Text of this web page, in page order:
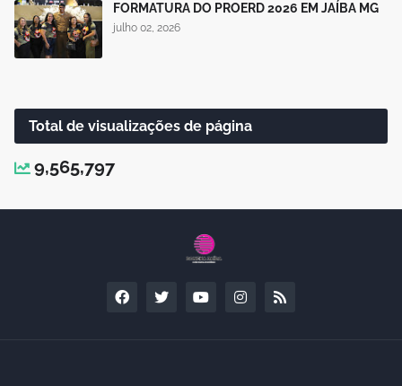
FORMATURA DO PROERD 2026 EM JAÍBA MG
julho 02, 2026
Total de visualizações de página
9,565,797